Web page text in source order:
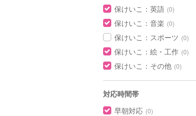
保けいこ：英語 (0)
保けいこ：音楽 (0)
保けいこ：スポーツ (0)
保けいこ：絵・工作 (0)
保けいこ：その他 (0)
対応時間帯
早朝対応 (0)